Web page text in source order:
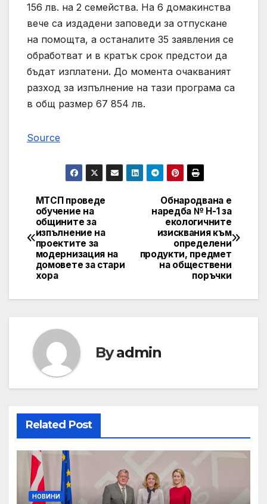
156 лв. на 2 семейства. На 6 домакинства
вече са издадени заповеди за отпускане
на помощта, а останалите 35 заявления се
обработват и в кратък срок предстои да
бъдат изплатени. До момента очакваният
разход за изпълнение на тази програма са
в общ размер 67 854 лв.
Source
Post
navigation
Обнародвана е
наредба № Н-1 за
екологичните
изисквания към
определени
продукти, предмет
на обществени
поръчки
МТСП проведе
обучение на
общините за
изпълнение на
проектите за
модернизация на
домовете за стари
хора
Byadmin
Related Post
НОВИНИ